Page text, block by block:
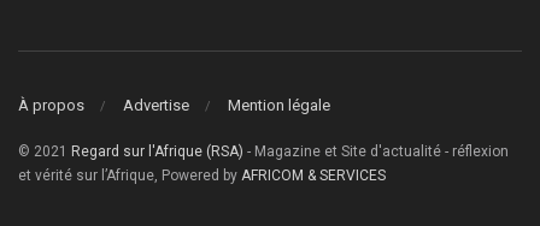
À propos Advertise Mention légale
© 2021 Regard sur l'Afrique (RSA) - Magazine et Site d'actualité - réflexion
et vérité sur l’Afrique, Powered by AFRICOM & SERVICES